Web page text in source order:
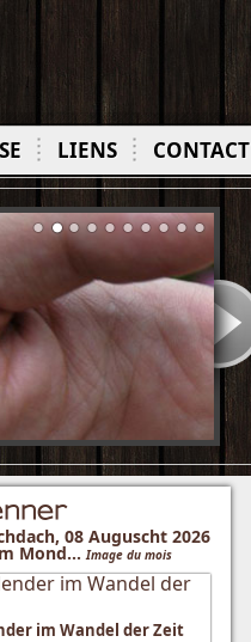
LIENS CONTACT
08 Auguscht 2026
Mond...Image du mois
im Wandel der Zeit